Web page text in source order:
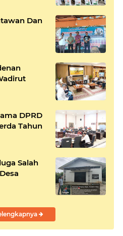
Dan
DPRD
Tahun
Salah